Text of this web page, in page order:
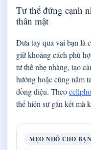
Tư thế đứng cạnh
thân mật
Đưa tay qua vai bạn là
giữ khoảng cách phù
tư thế nhẹ nhàng, tạo
hướng hoặc cùng nắm
đồng điệu. Theo
thể hiện sự gắn kết mà
MẸO NHỎ CHO